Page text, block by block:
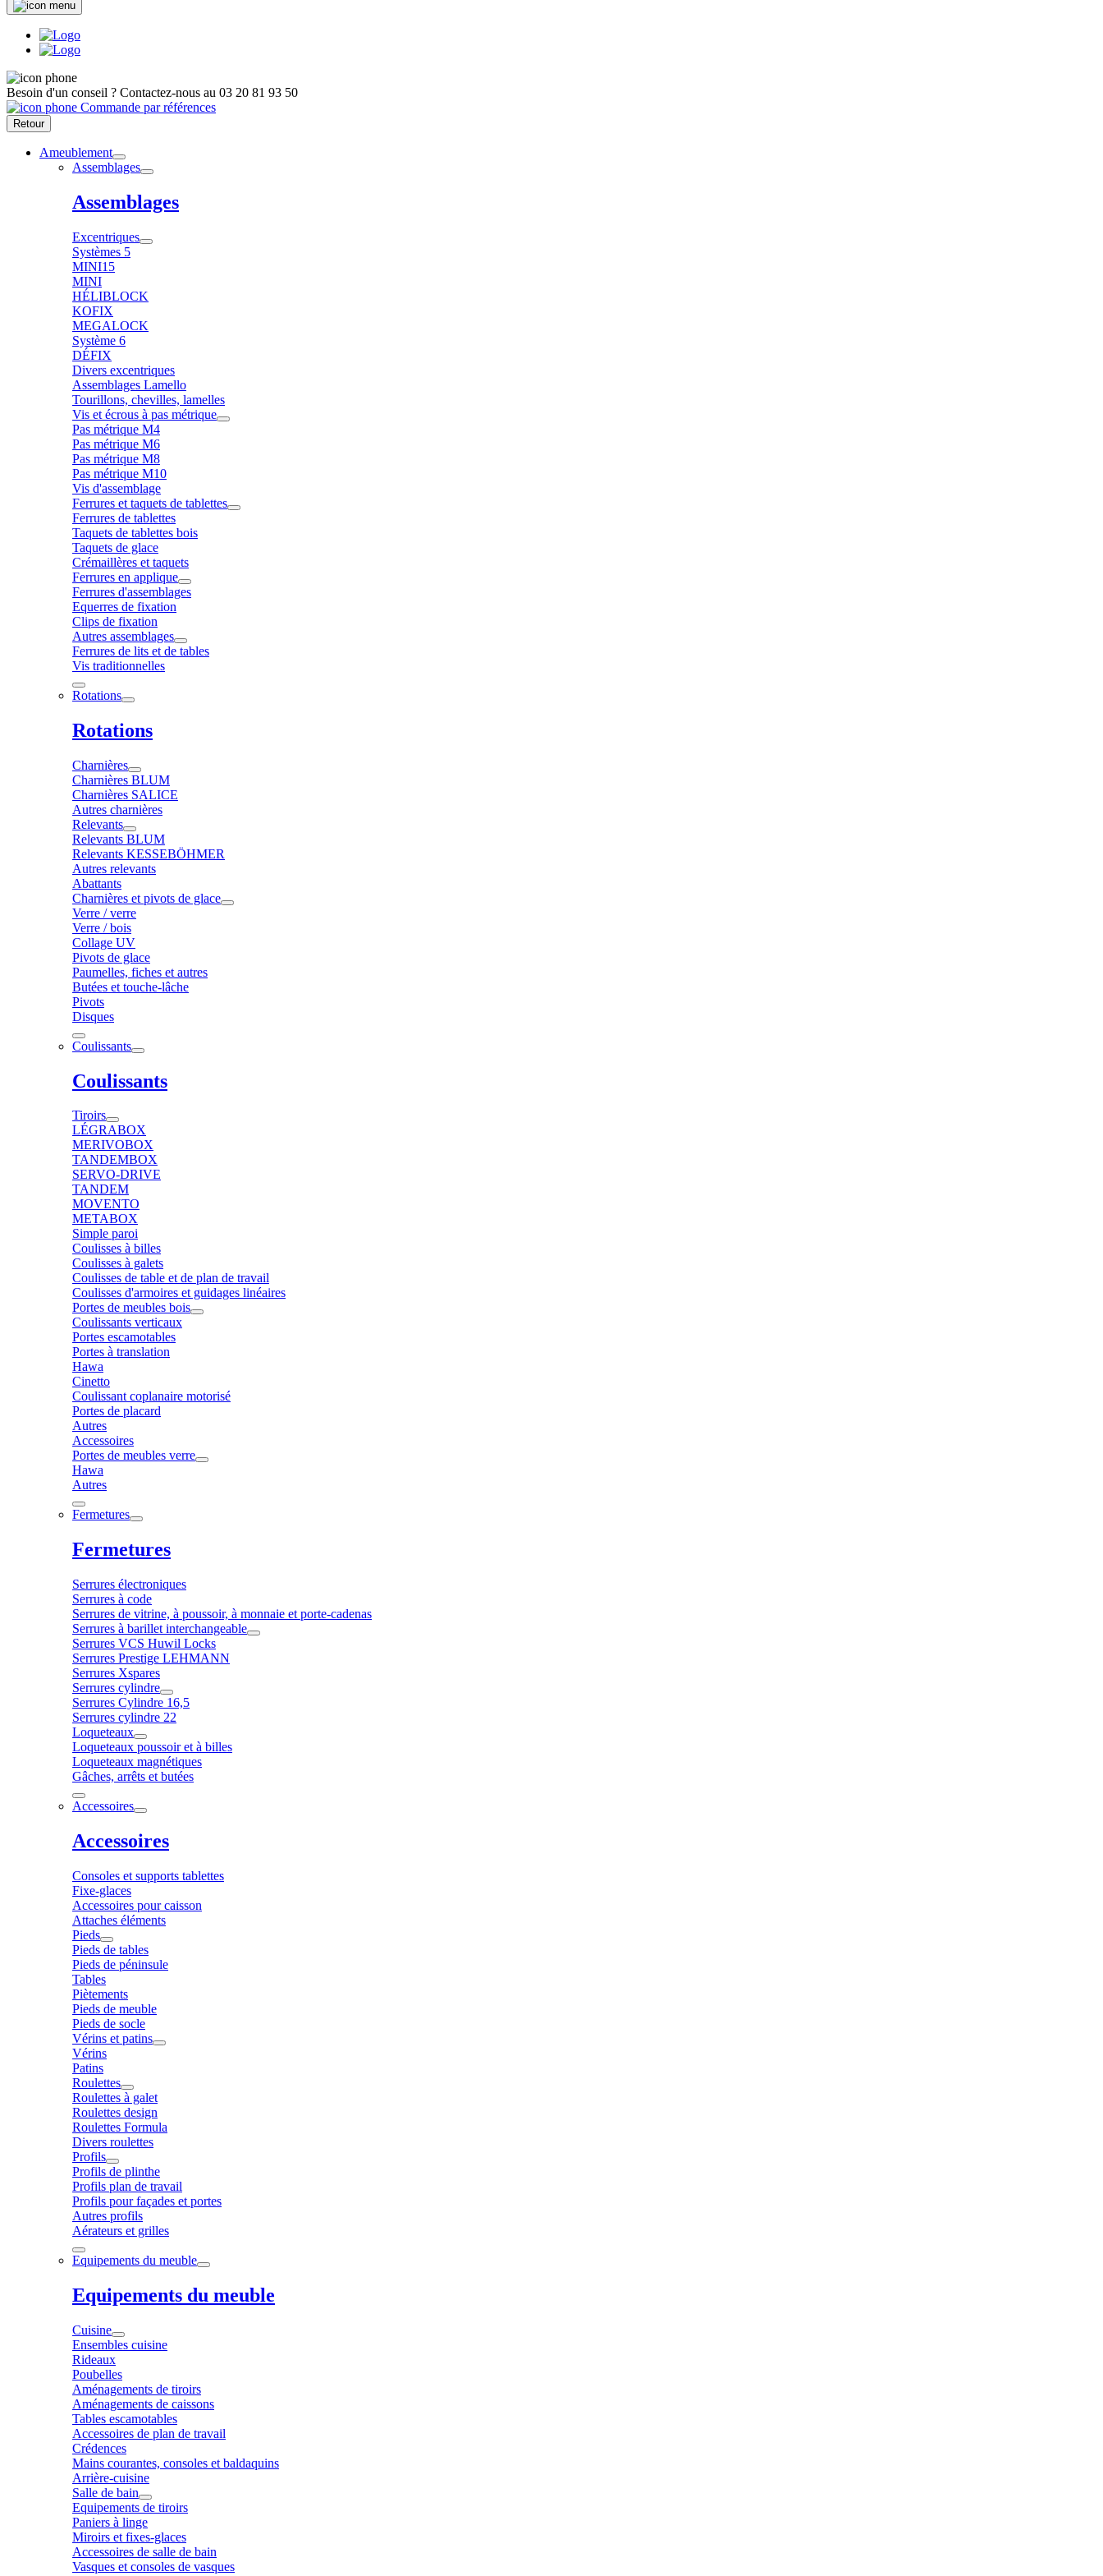
Besoin d'un conseil ? Contactez-nous au 03 20 81 93 50
Commande par références
Retour
Ameublement
Assemblages
Assemblages
Excentriques
Systèmes 5
MINI15
MINI
HÉLIBLOCK
KOFIX
MEGALOCK
Système 6
DÉFIX
Divers excentriques
Assemblages Lamello
Tourillons, chevilles, lamelles
Vis et écrous à pas métrique
Pas métrique M4
Pas métrique M6
Pas métrique M8
Pas métrique M10
Vis d'assemblage
Ferrures et taquets de tablettes
Ferrures de tablettes
Taquets de tablettes bois
Taquets de glace
Crémaillères et taquets
Ferrures en applique
Ferrures d'assemblages
Equerres de fixation
Clips de fixation
Autres assemblages
Ferrures de lits et de tables
Vis traditionnelles
Rotations
Rotations
Charnières
Charnières BLUM
Charnières SALICE
Autres charnières
Relevants
Relevants BLUM
Relevants KESSEBÖHMER
Autres relevants
Abattants
Charnières et pivots de glace
Verre / verre
Verre / bois
Collage UV
Pivots de glace
Paumelles, fiches et autres
Butées et touche-lâche
Pivots
Disques
Coulissants
Coulissants
Tiroirs
LÉGRABOX
MERIVOBOX
TANDEMBOX
SERVO-DRIVE
TANDEM
MOVENTO
METABOX
Simple paroi
Coulisses à billes
Coulisses à galets
Coulisses de table et de plan de travail
Coulisses d'armoires et guidages linéaires
Portes de meubles bois
Coulissants verticaux
Portes escamotables
Portes à translation
Hawa
Cinetto
Coulissant coplanaire motorisé
Portes de placard
Autres
Accessoires
Portes de meubles verre
Hawa
Autres
Fermetures
Fermetures
Serrures électroniques
Serrures à code
Serrures de vitrine, à poussoir, à monnaie et porte-cadenas
Serrures à barillet interchangeable
Serrures VCS Huwil Locks
Serrures Prestige LEHMANN
Serrures Xspares
Serrures cylindre
Serrures Cylindre 16,5
Serrures cylindre 22
Loqueteaux
Loqueteaux poussoir et à billes
Loqueteaux magnétiques
Gâches, arrêts et butées
Accessoires
Accessoires
Consoles et supports tablettes
Fixe-glaces
Accessoires pour caisson
Attaches éléments
Pieds
Pieds de tables
Pieds de péninsule
Tables
Piètements
Pieds de meuble
Pieds de socle
Vérins et patins
Vérins
Patins
Roulettes
Roulettes à galet
Roulettes design
Roulettes Formula
Divers roulettes
Profils
Profils de plinthe
Profils plan de travail
Profils pour façades et portes
Autres profils
Aérateurs et grilles
Equipements du meuble
Equipements du meuble
Cuisine
Ensembles cuisine
Rideaux
Poubelles
Aménagements de tiroirs
Aménagements de caissons
Tables escamotables
Accessoires de plan de travail
Crédences
Mains courantes, consoles et baldaquins
Arrière-cuisine
Salle de bain
Equipements de tiroirs
Paniers à linge
Miroirs et fixes-glaces
Accessoires de salle de bain
Vasques et consoles de vasques